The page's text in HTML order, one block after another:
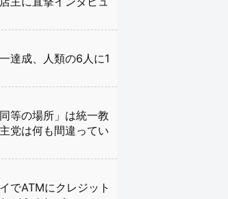
達成、人類の6人に1
等の場所」は統一教
党は何も間違ってい
でATMにクレジット